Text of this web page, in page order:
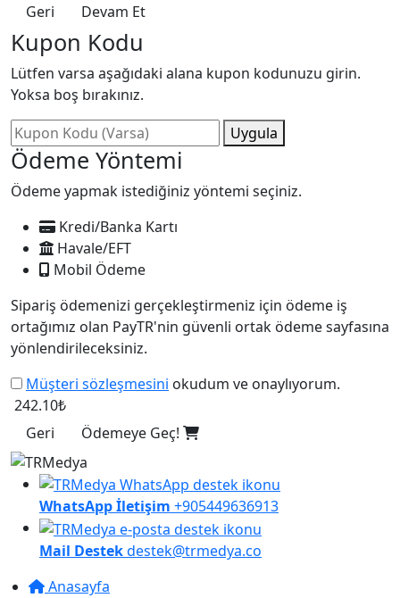
Geri
Devam Et
Kupon Kodu
Lütfen varsa aşağıdaki alana kupon kodunuzu girin.
Yoksa boş bırakınız.
Uygula
Ödeme Yöntemi
Ödeme yapmak istediğiniz yöntemi seçiniz.
Kredi/Banka Kartı
Havale/EFT
Mobil Ödeme
Sipariş ödemenizi gerçekleştirmeniz için ödeme iş
ortağımız olan PayTR'nin güvenli ortak ödeme sayfasına
yönlendirileceksiniz.
Müşteri sözleşmesini okudum ve onaylıyorum.
242.10₺
Geri
Ödemeye Geç!
WhatsApp İletişim +905449636913
Mail Destekdestek@trmedya.co
Anasayfa